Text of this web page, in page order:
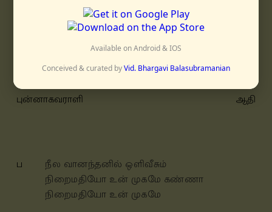
jhaṇuta jhaṇuta dheem taka
tadhingiṇatom taddhittakaṇaka
jhantari dhittakaṇaka jhantari
takaṇaka jhantari kaḷankamillāda
புன்னாகவராளி ஆதி
ப
நீல வானந்தனில் ஒளிவீசும்
நிறைமதியோ உன் முகமே கண்ணா
நிறைமதியோ உன் முகமே
Available on Android & IOS
Conceived & curated byVid. Bhargavi Balasubramanian